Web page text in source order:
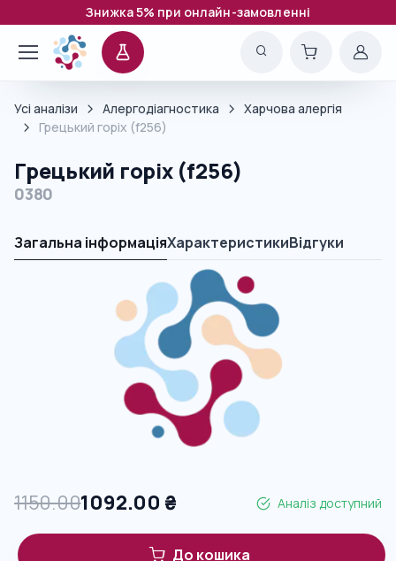
Знижка 5% при онлайн-замовленні
Усі аналізи Алергодіагностика
Харчова алергія
Грецький горіх (f256)
Грецький горіх (f256)
0380
Загальна інформаціяХарактеристикиВідгуки
1150.001092.00 ₴ Аналіз доступний
До кошика